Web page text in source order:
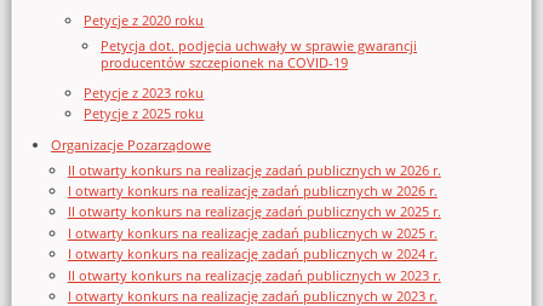
Petycje z 2020 roku
Petycja dot. podjęcia uchwały w sprawie gwarancji
producentów szczepionek na COVID-19
Petycje z 2023 roku
Petycje z 2025 roku
Organizacje Pozarządowe
II otwarty konkurs na realizację zadań publicznych w 2026 r.
I otwarty konkurs na realizację zadań publicznych w 2026 r.
II otwarty konkurs na realizację zadań publicznych w 2025 r.
I otwarty konkurs na realizację zadań publicznych w 2025 r.
I otwarty konkurs na realizację zadań publicznych w 2024 r.
II otwarty konkurs na realizację zadań publicznych w 2023 r.
I otwarty konkurs na realizację zadań publicznych w 2023 r.